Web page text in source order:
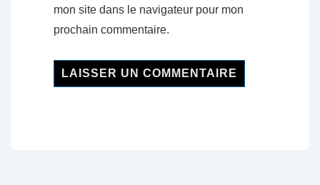
mon site dans le navigateur pour mon
prochain commentaire.